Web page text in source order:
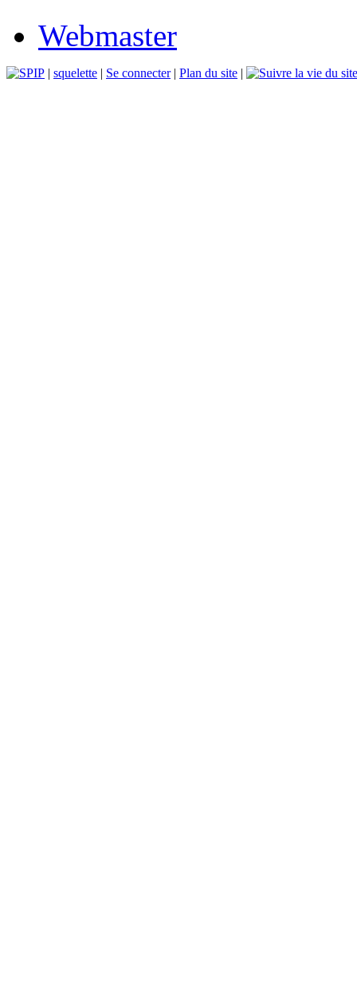
Webmaster
| squelette | Se connecter| Plan du site |